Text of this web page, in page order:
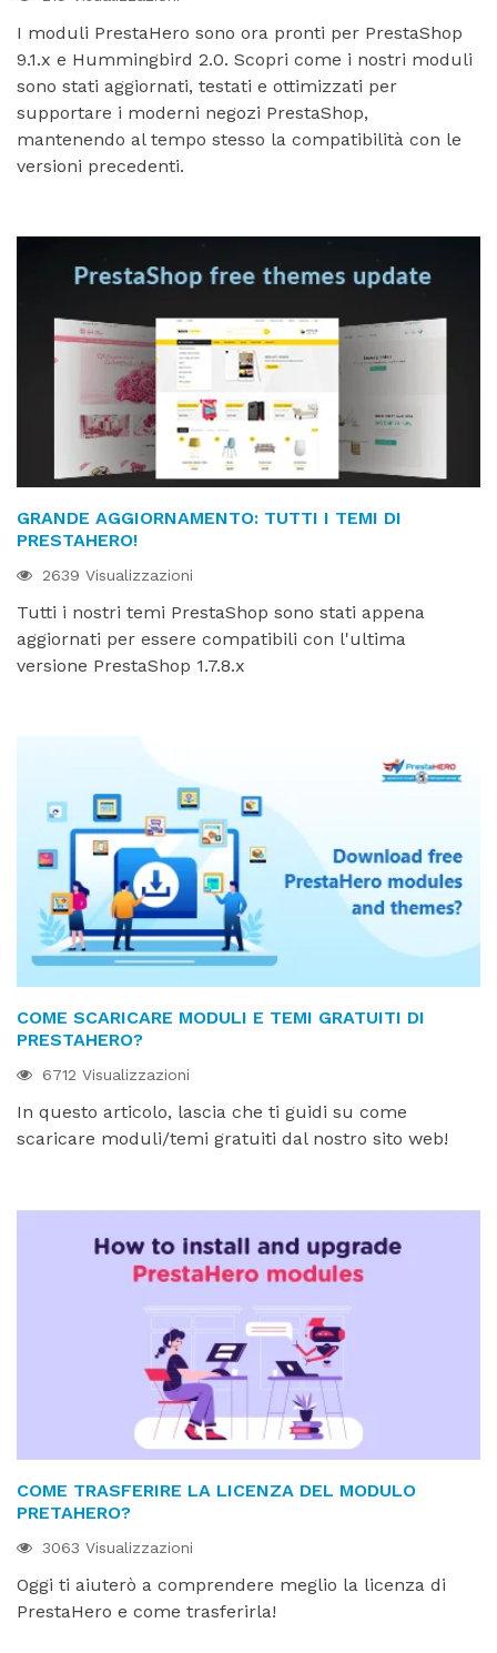
I moduli PrestaHero sono ora pronti per PrestaShop
9.1.x e Hummingbird 2.0. Scopri come i nostri moduli
sono stati aggiornati, testati e ottimizzati per
supportare i moderni negozi PrestaShop,
mantenendo al tempo stesso la compatibilità con le
versioni precedenti.
GRANDE AGGIORNAMENTO: TUTTI I TEMI DI
PRESTAHERO!
2639 Visualizzazioni
Tutti i nostri temi PrestaShop sono stati appena
aggiornati per essere compatibili con l'ultima
versione PrestaShop 1.7.8.x
COME SCARICARE MODULI E TEMI GRATUITI DI
PRESTAHERO?
6712 Visualizzazioni
In questo articolo, lascia che ti guidi su come
scaricare moduli/temi gratuiti dal nostro sito web!
COME TRASFERIRE LA LICENZA DEL MODULO
PRETAHERO?
3063 Visualizzazioni
Oggi ti aiuterò a comprendere meglio la licenza di
PrestaHero e come trasferirla!